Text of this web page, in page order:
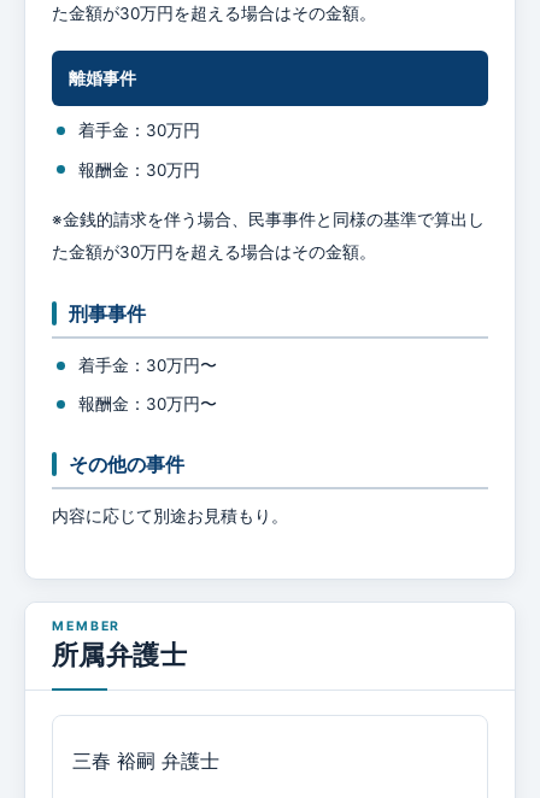
た金額が30万円を超える場合はその金額。
離婚事件
着手金：30万円
報酬金：30万円
※金銭的請求を伴う場合、民事事件と同様の基準で算出し
た金額が30万円を超える場合はその金額。
刑事事件
着手金：30万円〜
報酬金：30万円〜
その他の事件
内容に応じて別途お見積もり。
所属弁護士
三春 裕嗣 弁護士